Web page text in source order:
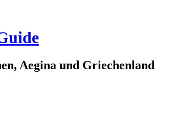
Aegina und Griechenland